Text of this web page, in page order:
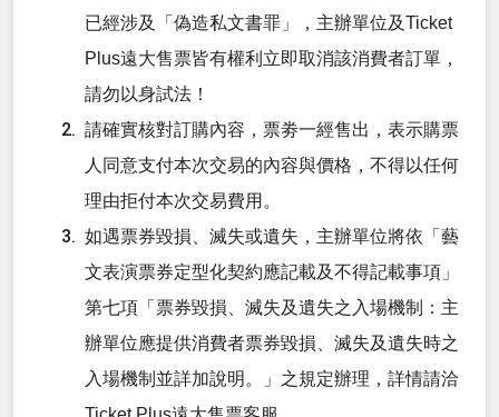
已經涉及「偽造私文書罪」，主辦單位及Ticket
Plus遠大售票皆有權利立即取消該消費者訂單，
請勿以身試法！
請確實核對訂購內容，票劵一經售出，表示購票
人同意支付本次交易的內容與價格，不得以任何
理由拒付本次交易費用。
如遇票券毀損、滅失或遺失，主辦單位將依「藝
文表演票券定型化契約應記載及不得記載事項」
第七項「票券毀損、滅失及遺失之入場機制：主
辦單位應提供消費者票券毀損、滅失及遺失時之
入場機制並詳加說明。」之規定辦理，詳情請洽